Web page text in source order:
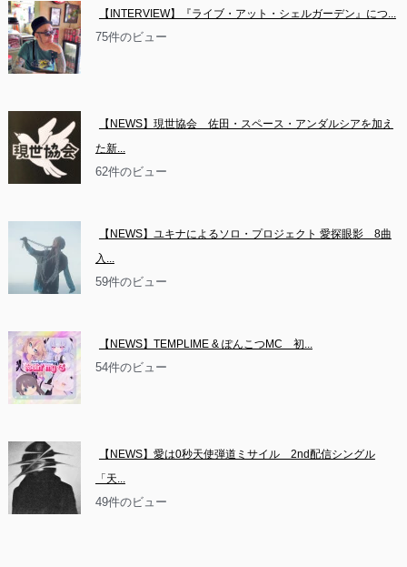
【INTERVIEW】『ライブ・アット・シェルガーデン』につ...
75件のビュー
【NEWS】現世協会　佐田・スペース・アンダルシアを加え
た新...
62件のビュー
【NEWS】ユキナによるソロ・プロジェクト 愛探眼影　8曲
入...
59件のビュー
【NEWS】TEMPLIME & ぽんこつMC　初...
54件のビュー
【NEWS】愛は0秒天使弾道ミサイル　2nd配信シングル
「天...
49件のビュー